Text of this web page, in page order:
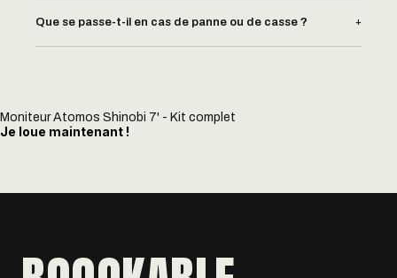
Que se passe-t-il en cas de panne ou de casse ? +
Moniteur Atomos Shinobi 7' - Kit complet
Je loue maintenant !